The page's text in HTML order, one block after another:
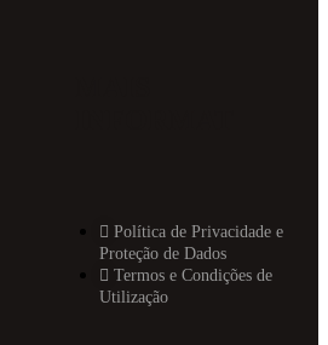
Política de Privacidade e
Proteção de Dados
Termos e Condições de
Utilização